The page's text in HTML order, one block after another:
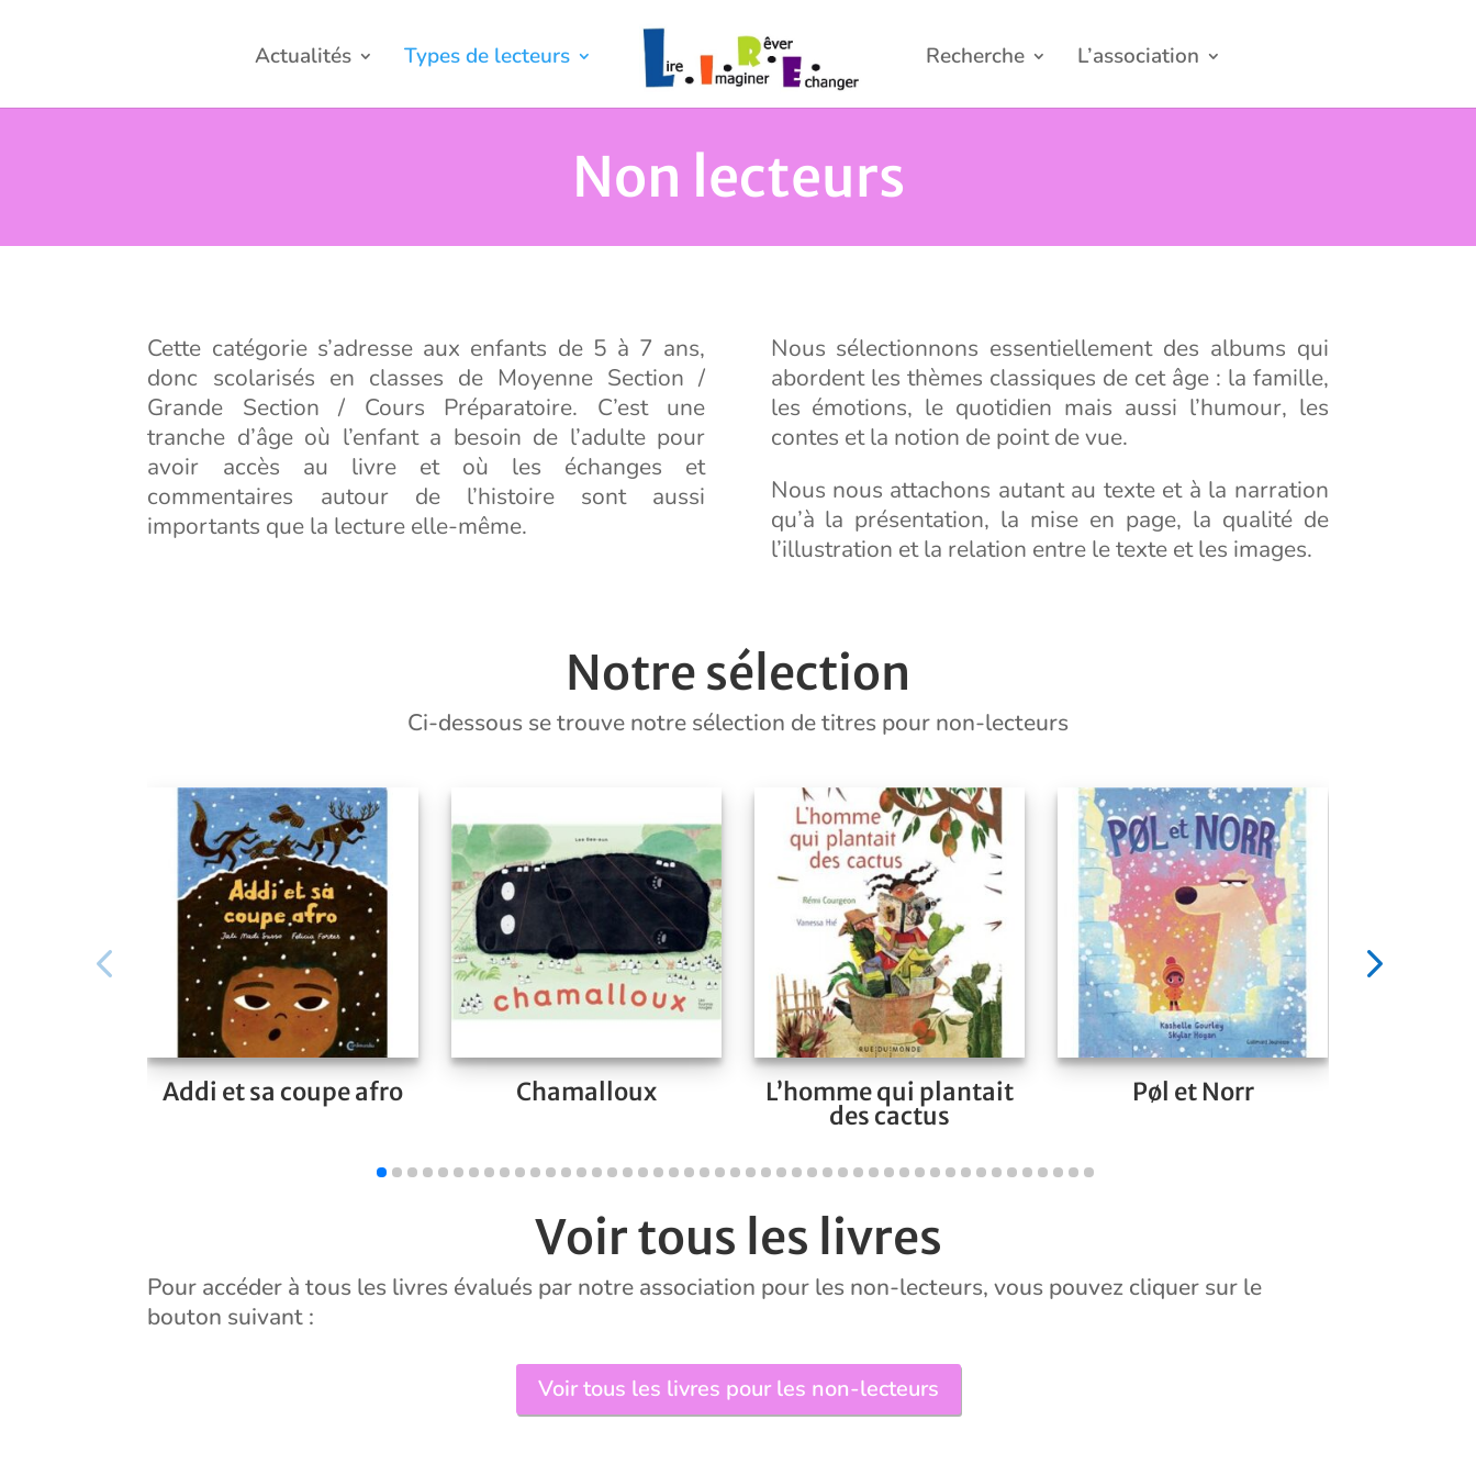
Actualités Types de lecteurs Recherche L’association
Non lecteurs
Cette catégorie s’adresse aux enfants de 5 à 7 ans,
donc scolarisés en classes de Moyenne Section /
Grande Section / Cours Préparatoire. C’est une
tranche d’âge où l’enfant a besoin de l’adulte pour
avoir accès au livre et où les échanges et
commentaires autour de l’histoire sont aussi
importants que la lecture elle-même.
Nous sélectionnons essentiellement des albums qui
abordent les thèmes classiques de cet âge : la famille,
les émotions, le quotidien mais aussi l’humour, les
contes et la notion de point de vue.
Nous nous attachons autant au texte et à la narration
qu’à la présentation, la mise en page, la qualité de
l’illustration et la relation entre le texte et les images.
Notre sélection
Ci-dessous se trouve notre sélection de titres pour non-lecteurs
Addi et sa coupe afro Chamalloux L’homme qui plantait
des cactus
Pøl et Norr
Voir tous les livres
Pour accéder à tous les livres évalués par notre association pour les non-lecteurs, vous pouvez cliquer sur le
bouton suivant :
Voir tous les livres pour les non-lecteurs